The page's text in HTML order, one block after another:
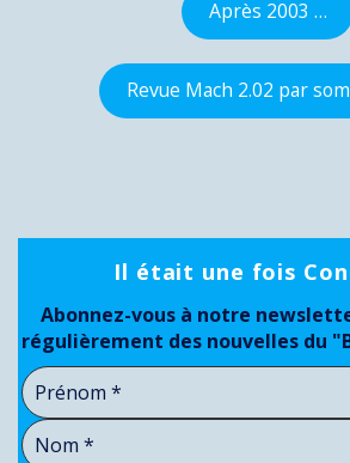
Après 2003 …
Revue Mach 2.02 par
Il était une fois
Abonnez-vous à notre
régulièrement des nouvelles du